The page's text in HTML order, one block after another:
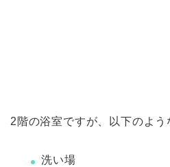
2階の浴室ですが、以下のよう
洗い場